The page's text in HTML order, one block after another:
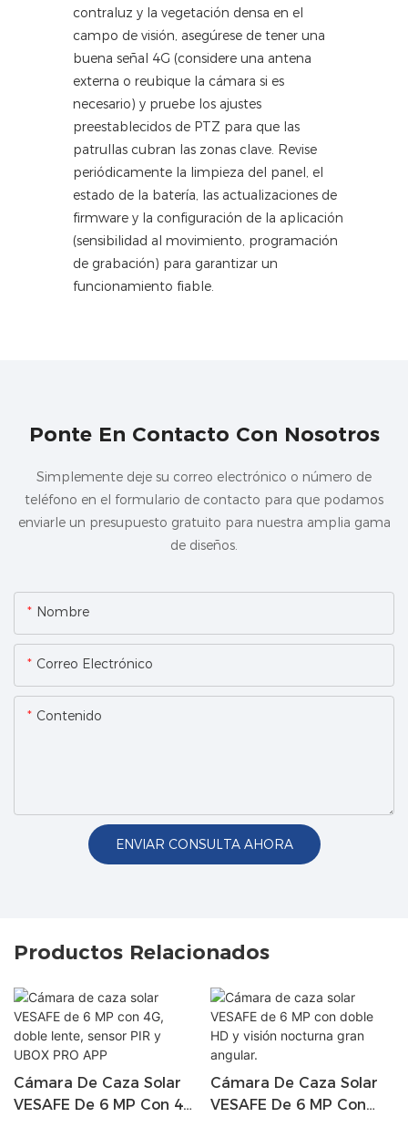
contraluz y la vegetación densa en el
campo de visión, asegúrese de tener una
buena señal 4G (considere una antena
externa o reubique la cámara si es
necesario) y pruebe los ajustes
preestablecidos de PTZ para que las
patrullas cubran las zonas clave. Revise
periódicamente la limpieza del panel, el
estado de la batería, las actualizaciones de
firmware y la configuración de la aplicación
(sensibilidad al movimiento, programación
de grabación) para garantizar un
funcionamiento fiable.
Ponte En Contacto Con Nosotros
Simplemente deje su correo electrónico o número de
teléfono en el formulario de contacto para que podamos
enviarle un presupuesto gratuito para nuestra amplia gama
de diseños.
Nombre
Correo Electrónico
Contenido
ENVIAR CONSULTA AHORA
Productos Relacionados
Cámara De Caza Solar
VESAFE De 6 MP Con 4G,
Cámara De Caza Solar
VESAFE De 6 MP Con